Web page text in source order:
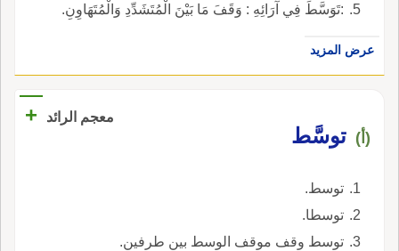
:تَوَسَّطَ فِي آرَائِهِ : وَقَفَ مَا بَيْنَ الْمُتَشَدِّدِ وَالْمُتَهَاوِنِ.
عرض المزيد
معجم الرائد +
(أ) توسَّط
توسط.
توسطا.
توسط وقف موقف الوسط بين طرفين.